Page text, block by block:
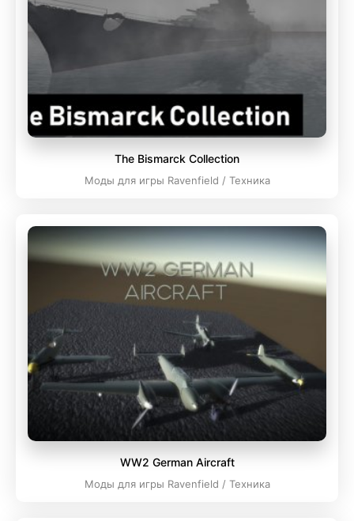
The Bismarck Collection
Моды для игры Ravenfield / Техника
WW2 German Aircraft
Моды для игры Ravenfield / Техника